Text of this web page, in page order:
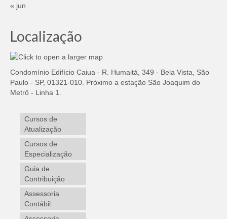
« jun
Localização
Condomínio Edifício Caiua - R. Humaitá, 349 - Bela Vista, São
Paulo - SP, 01321-010. Próximo a estação São Joaquim do
Metrô - Linha 1.
Cursos de
Atualização
Cursos de
Especialização
Guia de
Contribuição
Assessoria
Contábil